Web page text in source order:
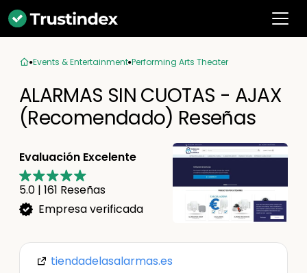
Events & Entertainment Performing Arts Theater
ALARMAS SIN CUOTAS - AJAX
(Recomendado) Reseñas
Evaluación Excelente
5.0 | 161 Reseñas
Empresa verificada
tiendadelasalarmas.es